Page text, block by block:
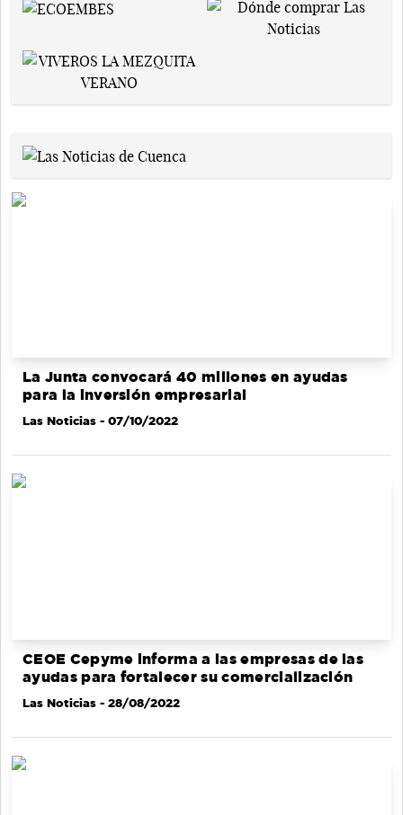
La Junta convocará 40 millones en ayudas
para la inversión empresarial
Las Noticias - 07/10/2022
CEOE Cepyme informa a las empresas de las
ayudas para fortalecer su comercialización
Las Noticias - 28/08/2022